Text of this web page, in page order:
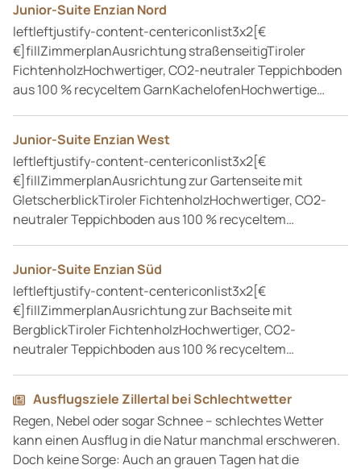
Natur und Aktivitäten
Infos und Kontakt
Junior-Suite Enzian Nord
leftleftjustify-content-centericonlist3x2[€
€]fillZimmerplanAusrichtung straßenseitigTiroler
FichtenholzHochwertiger, CO2-neutraler Teppichboden
aus 100 % recyceltem GarnKachelofenHochwertige…
Junior-Suite Enzian West
leftleftjustify-content-centericonlist3x2[€
€]fillZimmerplanAusrichtung zur Gartenseite mit
GletscherblickTiroler FichtenholzHochwertiger, CO2-
neutraler Teppichboden aus 100 % recyceltem…
Junior-Suite Enzian Süd
leftleftjustify-content-centericonlist3x2[€
€]fillZimmerplanAusrichtung zur Bachseite mit
BergblickTiroler FichtenholzHochwertiger, CO2-
neutraler Teppichboden aus 100 % recyceltem…
Ausflugsziele Zillertal bei Schlechtwetter
Regen, Nebel oder sogar Schnee – schlechtes Wetter
kann einen Ausflug in die Natur manchmal erschweren.
Doch keine Sorge: Auch an grauen Tagen hat die